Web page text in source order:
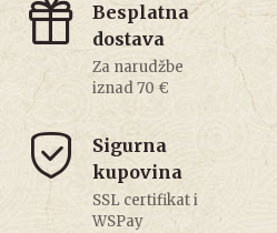
Besplatna
dostava
Za narudžbe
iznad 70 €
Sigurna
kupovina
SSL certifikat i
WSPay